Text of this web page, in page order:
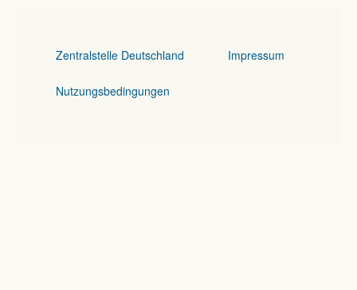
Zentralstelle Deutschland Impressum
Nutzungsbedingungen